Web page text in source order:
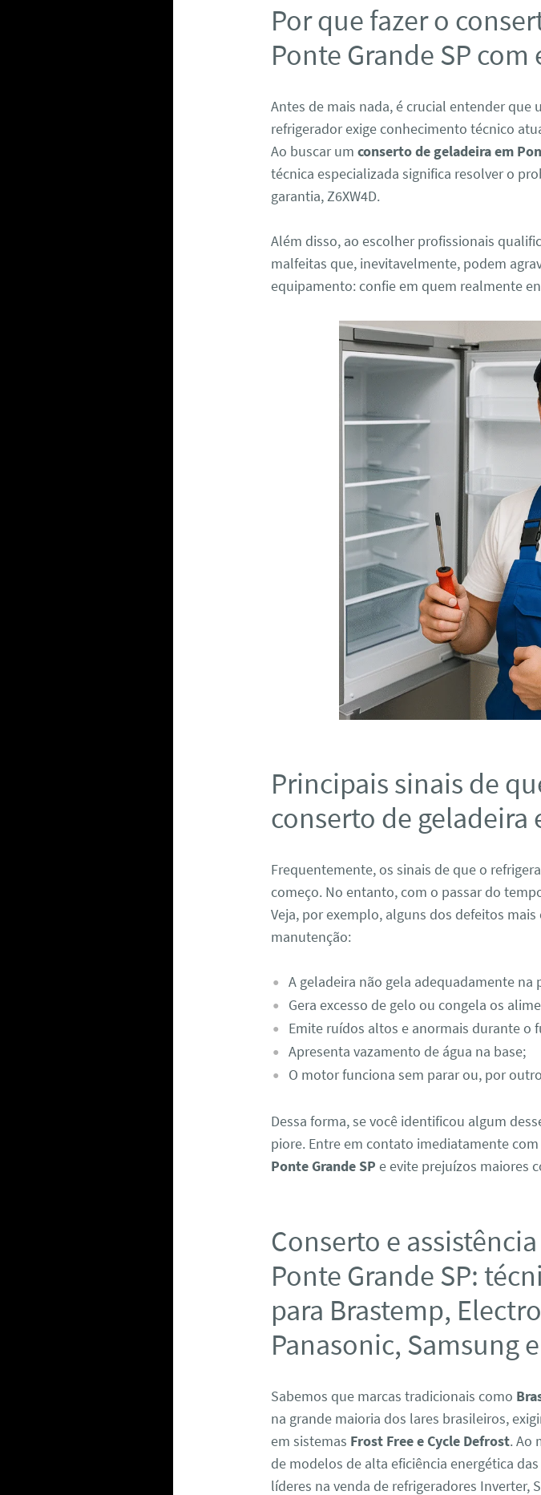
Por que fazer o
Ponte Grande SP com
Antes de mais nada, é crucial entender
refrigerador exige conhecimento técnico
Ao buscar umconserto de geladeira em
técnica especializada significa resolver o
garantia, Z6XW4D.
Além disso, ao escolher profissionais
malfeitas que, inevitavelmente, podem
equipamento: confie em quem realmente
Principais sinais de
conserto de geladeira
Frequentemente, os sinais de que o
começo. No entanto, com o passar do
Veja, por exemplo, alguns dos defeitos
manutenção:
A geladeira não gela adequadamente na
Gera excesso de gelo ou congela os
Emite ruídos altos e anormais durante o
Apresenta vazamento de água na base;
O motor funciona sem parar ou, por
Dessa forma, se você identificou algum
piore. Entre em contato imediatamente
Ponte Grande SP e evite prejuízos maiores
Conserto e
Ponte Grande SP:
para Brastemp,
Panasonic, Samsung
Sabemos que marcas tradicionais como
na grande maioria dos lares brasileiros,
em sistemas Frost Free e Cycle Defrost. Ao
de modelos de alta eficiência energética
líderes na venda de refrigeradores Inverter,